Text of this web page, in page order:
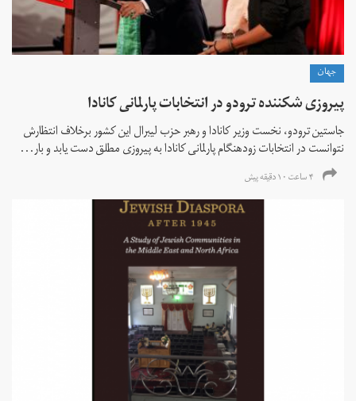
جهان
پیروزی شکننده ترودو در انتخابات پارلمانی کانادا
جاستین ترودو، نخست وزیر کانادا و رهبر حزب لیبرال این کشور برخلاف انتظارش
نتوانست در انتخابات زود‌هنگام پارلمانی کانادا به پیروزی مطلق دست یابد و بار...
۴ ساعت ۱۰ دقیقه پیش